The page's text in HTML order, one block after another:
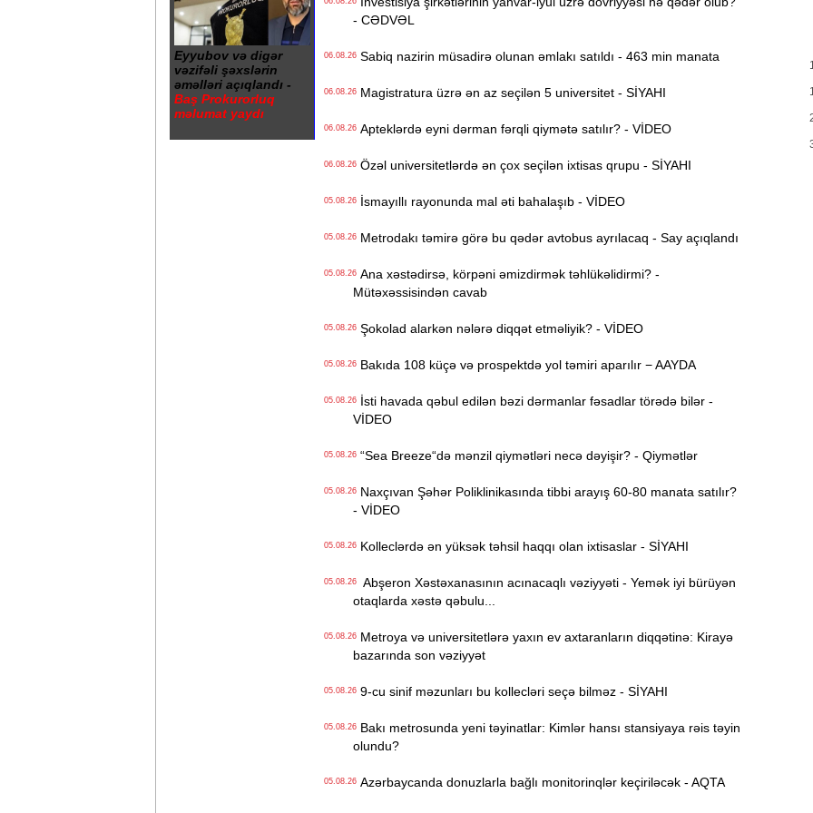
Eyyubov və digər
vəzifəli şəxslərin
əməlləri açıqlandı -
Baş Prokurorluq
məlumat yaydı
- CƏDVƏL
06.08.26Sabiq nazirin müsadirə olunan əmlakı satıldı - 463 min manata
06.08.26Magistratura üzrə ən az seçilən 5 universitet - SİYAHI
06.08.26Apteklərdə eyni dərman fərqli qiymətə satılır? - VİDEO
06.08.26Özəl universitetlərdə ən çox seçilən ixtisas qrupu - SİYAHI
05.08.26İsmayıllı rayonunda mal əti bahalaşıb - VİDEO
05.08.26Metrodakı təmirə görə bu qədər avtobus ayrılacaq - Say açıqlandı
05.08.26Ana xəstədirsə, körpəni əmizdirmək təhlükəlidirmi? -
Mütəxəssisindən cavab
05.08.26Şokolad alarkən nələrə diqqət etməliyik? - VİDEO
05.08.26Bakıda 108 küçə və prospektdə yol təmiri aparılır − AAYDA
05.08.26İsti havada qəbul edilən bəzi dərmanlar fəsadlar törədə bilər -
VİDEO
05.08.26“Sea Breeze“də mənzil qiymətləri necə dəyişir? - Qiymətlər
05.08.26Naxçıvan Şəhər Poliklinikasında tibbi arayış 60-80 manata satılır?
- VİDEO
05.08.26Kolleclərdə ən yüksək təhsil haqqı olan ixtisaslar - SİYAHI
05.08.26Abşeron Xəstəxanasının acınacaqlı vəziyyəti - Yemək iyi bürüyən
otaqlarda xəstə qəbulu...
05.08.26Metroya və universitetlərə yaxın ev axtaranların diqqətinə: Kirayə
bazarında son vəziyyət
05.08.269-cu sinif məzunları bu kollecləri seçə bilməz - SİYAHI
05.08.26Bakı metrosunda yeni təyinatlar: Kimlər hansı stansiyaya rəis təyin
olundu?
05.08.26Azərbaycanda donuzlarla bağlı monitorinqlər keçiriləcək - AQTA